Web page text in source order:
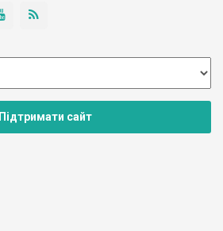
Підтримати сайт